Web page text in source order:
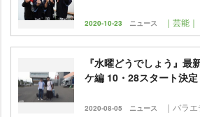
2020-10-23 ニュース ｜芸能｜
『水曜どうでしょう』最
ケ編 10・28スタート決定
2020-08-05 ニュース ｜バラエ